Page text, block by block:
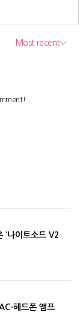
‘나이트소드 V2
헤드폰 앰프